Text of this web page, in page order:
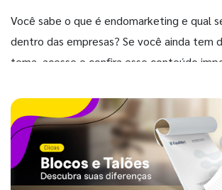
Você sabe o que é endomarketing e qual
dentro das empresas? Se você ainda tem
tema, acesse e confira esse conteúdo